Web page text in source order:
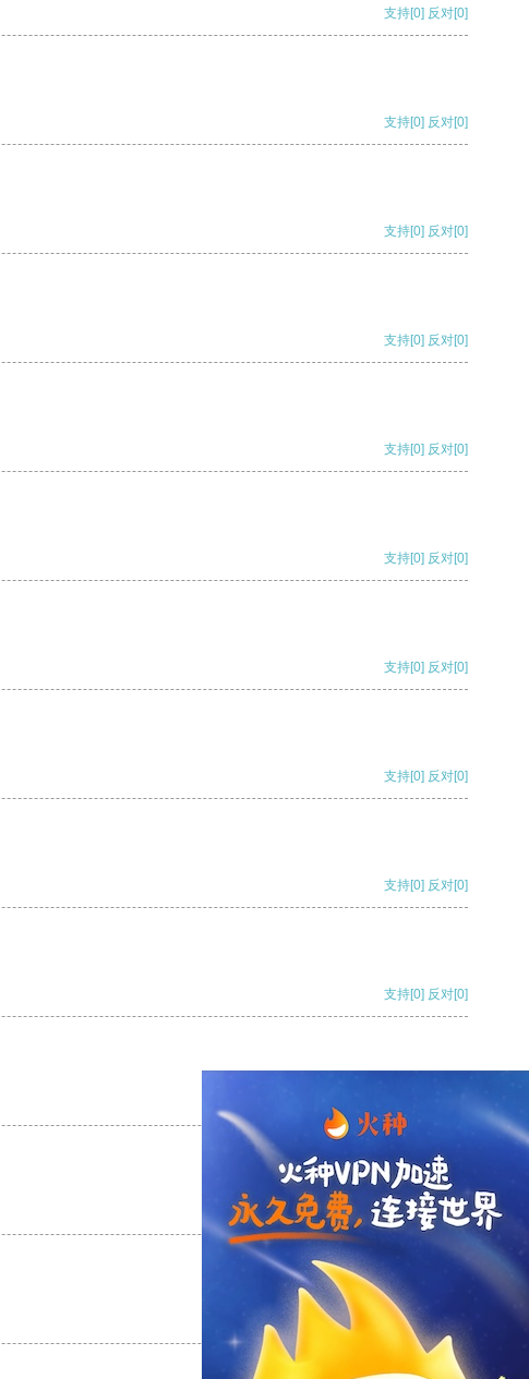
支持[0] 反对[0]
支持[0] 反对[0]
支持[0] 反对[0]
支持[0] 反对[0]
支持[0] 反对[0]
支持[0] 反对[0]
支持[0] 反对[0]
支持[0] 反对[0]
支持[0] 反对[0]
支持[0] 反对[0]
支持 [0] 反对[0]
支持[0] 反对